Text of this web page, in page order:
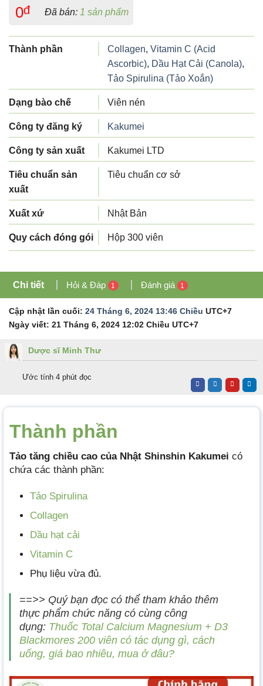
5 dựa trên
đánh giá
0đ Đã bán: 1 sản phẩm
Thành phần Collagen, Vitamin C (Acid
Ascorbic), Dầu Hạt Cải (Canola),
Tảo Spirulina (Tảo Xoắn)
Dạng bào chế Viên nén
Công ty đăng ký Kakumei
Công ty sản xuất Kakumei LTD
Tiêu chuẩn sản
xuất
Tiêu chuẩn cơ sở
Xuất xứ Nhật Bản
Quy cách đóng gói Hộp 300 viên
Chi tiết Hỏi & Đáp 1 Đánh giá 1
Cập nhật lần cuối: 24 Tháng 6, 2024 13:46 Chiều UTC+7
Ngày viết: 21 Tháng 6, 2024 12:02 Chiều UTC+7
Dược sĩ Minh Thư
Ước tính 4 phút đọc
Thành phần
Tảo tăng chiều cao của Nhật Shinshin Kakumei có
chứa các thành phần:
Tảo Spirulina
Collagen
Dầu hạt cải
Vitamin C
Phụ liệu vừa đủ.
==>> Quý bạn đọc có thể tham khảo thêm
thực phẩm chức năng có cùng công
dụng: Thuốc Total Calcium Magnesium + D3
Blackmores 200 viên có tác dụng gì, cách
uống, giá bao nhiêu, mua ở đâu?